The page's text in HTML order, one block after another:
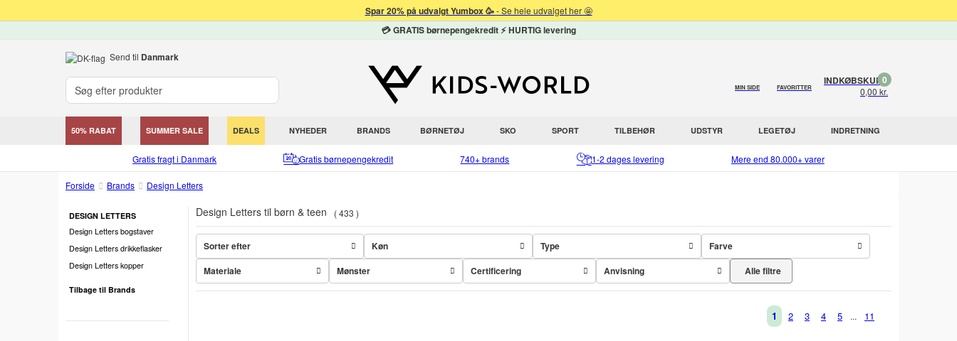
Spar 20% på udvalgt Yumbox 🥳- Se hele udvalget her 🤩
💳 GRATIS børnepengekredit ⚡ HURTIG levering
Send til Danmark
MIN SIDE FAVORITTER
INDKØBSKURV
0,00 kr.
0
50% RABAT SUMMER SALE DEALS NYHEDER BRANDS BØRNETØJ SKO SPORT TILBEHØR UDSTYR LEGETØJ INDRETNING
Gratis fragt i Danmark Gratis børnepengekredit 740+ brands 1-2 dages levering Mere end 80.000+ varer
Forside Brands Design Letters
DESIGN LETTERS
Design Letters bogstaver
Design Letters drikkeflasker
Design Letters kopper
Tilbage til Brands
Design Letters til børn & teen 433
Sorter efter Køn Type
Farve
Materiale
Mønster Certificering Anvisning Alle filtre
1 2 3 4 5 ... 11